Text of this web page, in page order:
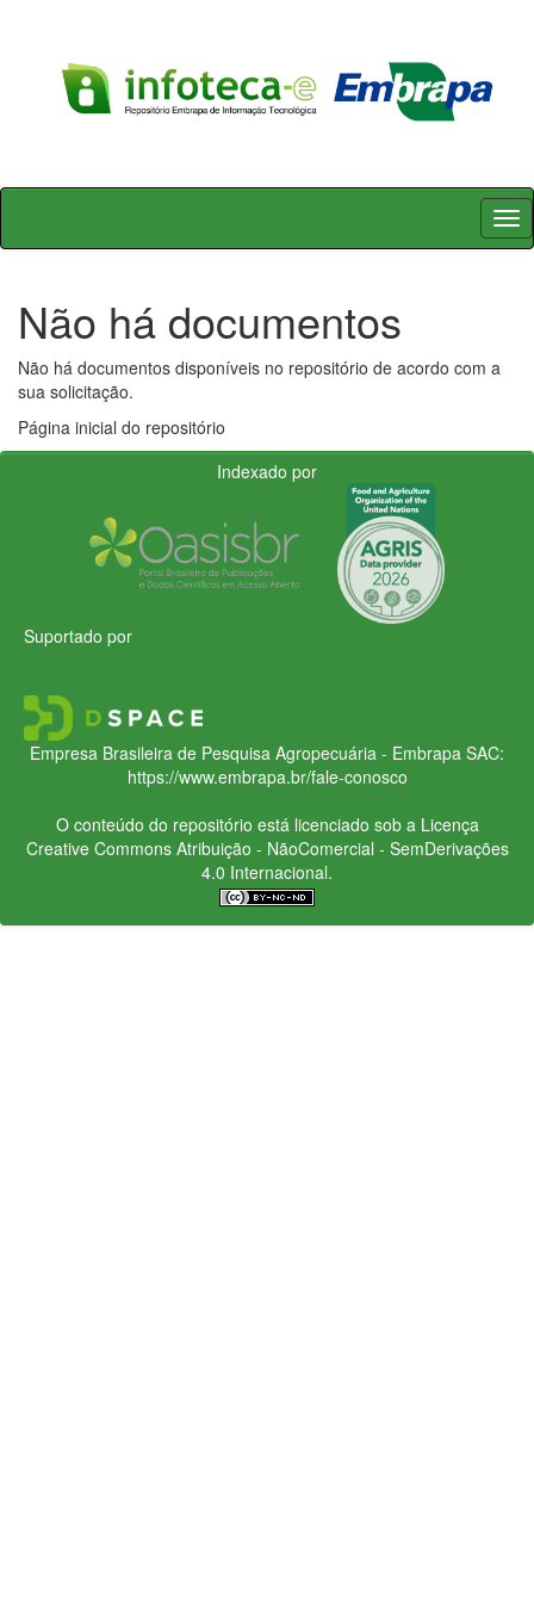
Skip
Não há documentos
Não há documentos disponíveis no repositório de acordo com a
sua solicitação.
Página inicial do repositório
Indexado por
Suportado por
Empresa Brasileira de Pesquisa Agropecuária - Embrapa SAC:
https://www.embrapa.br/fale-conosco
O conteúdo do repositório está licenciado sob a Licença
Creative CommonsAtribuição - NãoComercial - SemDerivações
4.0 Internacional.